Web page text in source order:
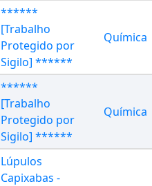
******
[Trabalho
Protegido por
Sigilo] ******
Química
******
[Trabalho
Protegido por
Sigilo] ******
Química
Lúpulos
Capixabas -